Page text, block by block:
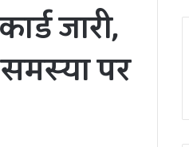
जारी,
समस्या पर